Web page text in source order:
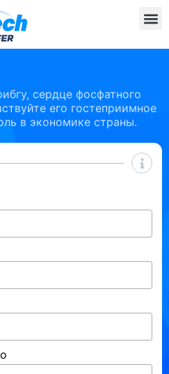
сердце фосфатного
его гостеприимное
в экономике страны.